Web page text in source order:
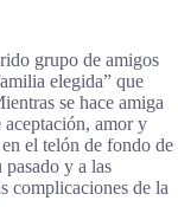
grupo de amigos
elegida” que
se hace amiga
aceptación, amor y
el telón de fondo de
pasado y a las
complicaciones de la